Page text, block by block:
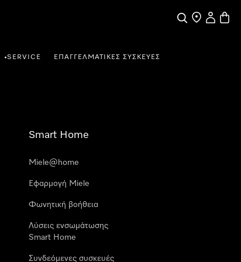
Αναζήτηση
Εύρεση
Ο
•SERVICE ΕΠΑΓΓΕΛΜΑΤΙΚΈΣ ΣΥΣΚΕΥΈΣ
Smart Home
Miele@home
Εφαρμογή Miele
Φωνητική βοήθεια
Λύσεις ενσωμάτωσης
Smart Home
Συνδεόμενες συσκευές